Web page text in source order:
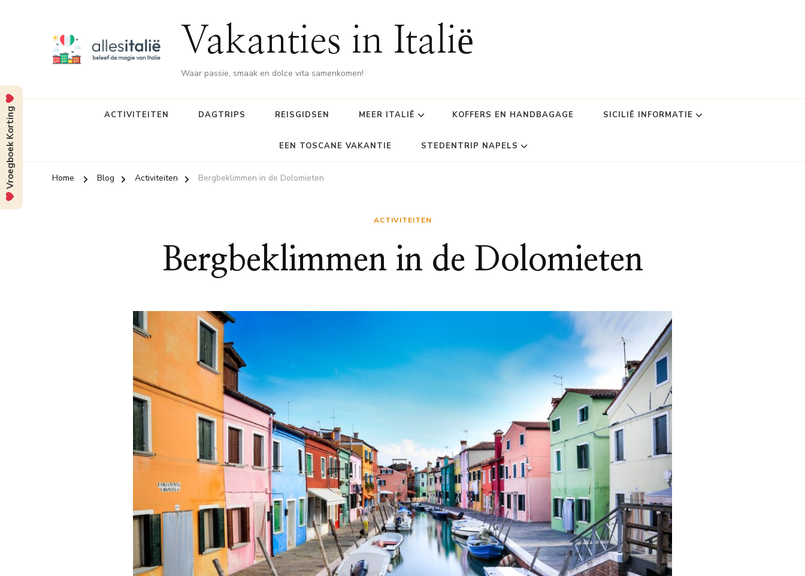
Vakanties in Italië
Waar passie, smaak en dolce vita samenkomen!
ACTIVITEITEN DAGTRIPS REISGIDSEN MEER ITALIË KOFFERS EN HANDBAGAGE SICILIË INFORMATIE
EEN TOSCANE VAKANTIE STEDENTRIP NAPELS
Home Blog Activiteiten Bergbeklimmen in de Dolomieten
ACTIVITEITEN
Bergbeklimmen in de Dolomieten
Vroegboek Korting